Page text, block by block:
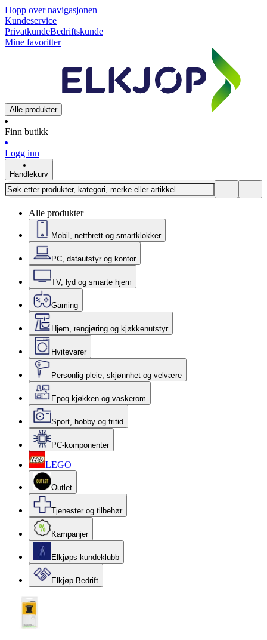
Hopp over navigasjonen
Kundeservice
PrivatkundeBedriftskunde
Mine favoritter
Alle produkter
Finn butikk
Logg inn
Handlekurv
Alle produkter
Mobil, nettbrett og smartklokker
PC, datautstyr og kontor
TV, lyd og smarte hjem
Gaming
Hjem, rengjøring og kjøkkenutstyr
Hvitevarer
Personlig pleie, skjønnhet og velvære
Epoq kjøkken og vaskerom
Sport, hobby og fritid
PC-komponenter
LEGO
Outlet
Tjenester og tilbehør
Kampanjer
Elkjøps kundeklubb
Elkjøp Bedrift